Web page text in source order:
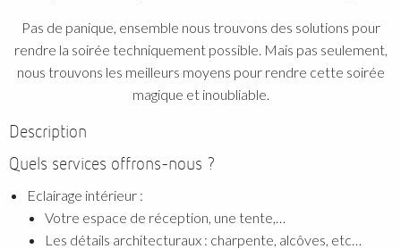
Pas de panique, ensemble nous trouvons des solutions pour
rendre la soirée techniquement possible. Mais pas seulement,
nous trouvons les meilleurs moyens pour rendre cette soirée
magique et inoubliable.
Description
Quels services offrons-nous ?
Eclairage intérieur :
Votre espace de réception, une tente,…
Les détails architecturaux : charpente, alcôves, etc…